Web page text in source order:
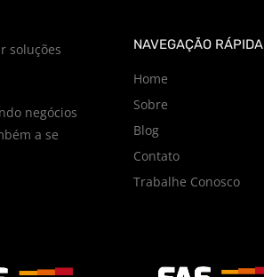
soluções
negócios
a se
NAVEGAÇÃO RÁPIDA
Home
Sobre
Blog
Contato
Trabalhe Conosco